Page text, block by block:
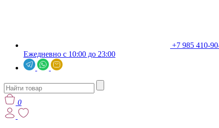
+7 985 410-
Ежедневно с 10:00 до 23:00
0